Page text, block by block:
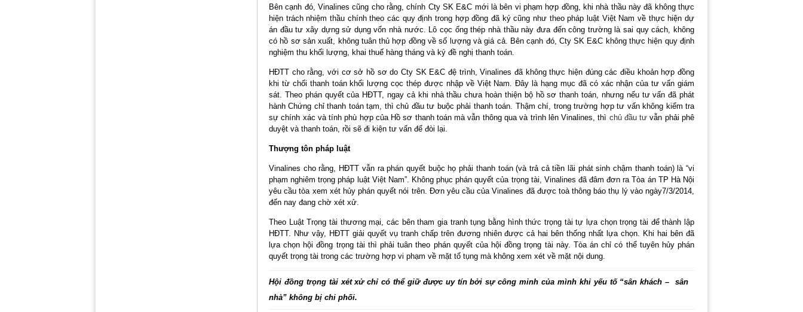
Bên cạnh đó, Vinalines cũng cho rằng, chính Cty SK E&C mới là bên vi phạm hợp đồng, khi nhà thầu này đã không thực
hiện trách nhiệm thầu chính theo các quy định trong hợp đồng đã ký cũng như theo pháp luật Việt Nam về thực hiện dự
án đầu tư xây dựng sử dụng vốn nhà nước. Lô cọc ống thép nhà thầu này đưa đến công trường là sai quy cách, không
có hồ sơ sản xuất, không tuân thủ hợp đồng về số lượng và giá cả. Bên cạnh đó, Cty SK E&C không thực hiện quy định
nghiệm thu khối lượng, khai thuế hàng tháng và ký đề nghị thanh toán.
HĐTT cho rằng, với cơ sở hồ sơ do Cty SK E&C đệ trình, Vinalines đã không thực hiện đúng các điều khoản hợp đồng
khi từ chối thanh toán khối lượng cọc thép được nhập về Việt Nam. Đây là hạng mục đã có xác nhận của tư vấn giám
sát. Theo phán quyết của HĐTT, ngay cả khi nhà thầu chưa hoàn thiện bộ hồ sơ thanh toán, nhưng nếu tư vấn đã phát
hành Chứng chỉ thanh toán tạm, thì chủ đầu tư buộc phải thanh toán. Thậm chí, trong trường hợp tư vấn không kiểm tra
sự chính xác và tính phù hợp của Hồ sơ thanh toán mà vẫn thông qua và trình lên Vinalines, thì chủ đầu tưvẫn phải phê
duyệt và thanh toán, rồi sẽ đi kiện tư vấn để đòi lại.
Thượng tôn pháp luật
Vinalines cho rằng, HĐTT vẫn ra phán quyết buộc họ phải thanh toán (và trả cả tiền lãi phát sinh chậm thanh toán) là “vi
phạm nghiêm trọng pháp luật Việt Nam”. Không phục phán quyết của trọng tài, Vinalines đã đâm đơn ra Tòa án TP Hà Nội
yêu cầu tòa xem xét hủy phán quyết nói trên. Đơn yêu cầu của Vinalines đã được toà thông báo thụ lý vào ngày7/3/2014,
đến nay đang chờ xét xử.
Theo Luật Trọng tài thương mại, các bên tham gia tranh tụng bằng hình thức trọng tài tự lựa chọn trọng tài để thành lập
HĐTT. Như vậy, HĐTT giải quyết vụ tranh chấp trên đương nhiên được cả hai bên thống nhất lựa chọn. Khi hai bên đã
lựa chọn hội đồng trọng tài thì phải tuân theo phán quyết của hội đồng trọng tài này. Tòa án chỉ có thể tuyên hủy phán
quyết trọng tài trong các trường hợp vi phạm về mặt tố tụng mà không xem xét về mặt nội dung.
Hội đồng trọng tài xét xử chỉ có thể giữ được uy tín bởi sự công minh của mình khi yếu tố “sân khách – sân
nhà” không bị chi phối.